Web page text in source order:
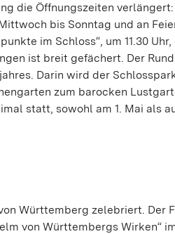
die Öffnungszeiten
bis Sonntag und an
im Schloss“, um 11.30
ist breit gefächert. Der
Darin wird der
zum barocken
statt, sowohl am 1. Mai als
Württemberg zelebriert. Der
von Württembergs Wirken“